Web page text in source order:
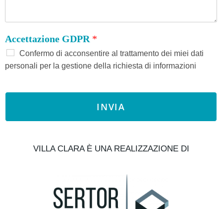
Accettazione GDPR *
Confermo di acconsentire al trattamento dei miei dati
personali per la gestione della richiesta di informazioni
INVIA
VILLA CLARA È UNA REALIZZAZIONE DI